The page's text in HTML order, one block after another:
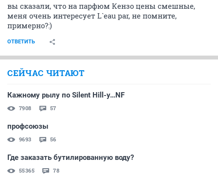
вы сказали, что на парфюм Кензо цены смешные,
меня очень интересует L`eau par, не помните,
примерно?:)
ОТВЕТИТЬ
СЕЙЧАС ЧИТАЮТ
Кажному рылу по Silent Hill-у…NF
7908 57
профсоюзы
9693 56
Где заказать бутилированную воду?
55365 78